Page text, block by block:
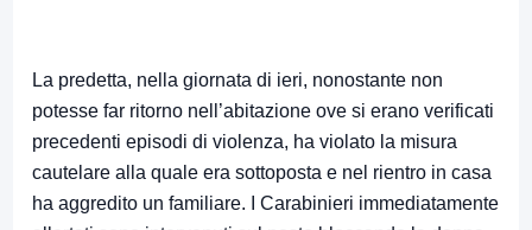
La predetta, nella giornata di ieri, nonostante non
potesse far ritorno nell’abitazione ove si erano verificati
precedenti episodi di violenza, ha violato la misura
cautelare alla quale era sottoposta e nel rientro in casa
ha aggredito un familiare. I Carabinieri immediatamente